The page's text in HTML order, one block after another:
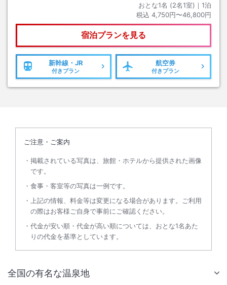
おとな1名 (2名1室)｜ 1泊
税込 4,750円〜46,800円
宿泊プランを見る
新幹線・JR
付きプラン
航空券
付きプラン
ご注意・ご案内
掲載されている写真は、旅館・ホテルから提供された画像
です。
食事・客室等の写真は一例です。
上記の情報、料金等は変更になる場合があります。ご利用
の際はお客様ご自身で事前にご確認ください。
代金が安い順・代金が高い順については、おとな1名あた
りの代金を基準としています。
全国の有名な温泉地